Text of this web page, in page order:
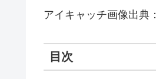
アイキャッチ画像出典：
目次